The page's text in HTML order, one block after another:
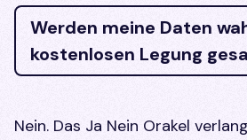
Werden meine Daten
kostenlosen Legung
Nein. Das Ja Nein Orakel